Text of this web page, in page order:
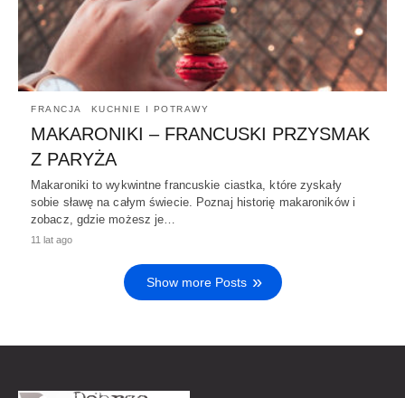
FRANCJA KUCHNIE I POTRAWY
MAKARONIKI – FRANCUSKI PRZYSMAK
Z PARYŻA
Makaroniki to wykwintne francuskie ciastka, które zyskały
sobie sławę na całym świecie. Poznaj historię makaroników i
zobacz, gdzie możesz je…
11 lat ago
Show more Posts